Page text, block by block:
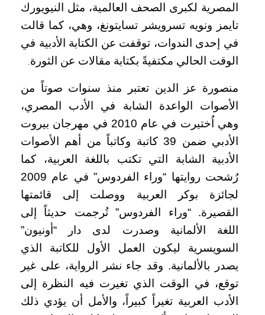
المصرية لكبرى الصحف العالمية، مثل النيويورك
تايمز ونويه تسرويشر تسايتونغ، وهي، كما قالت
في إحدى الندوات، توقفت عن الكتابة الأدبية في
الوقت الحالي مكتفيةً بكتابة مقالات عن الثورة.
​​منصورة عز الدين تعتبر منذ سنوات صوتاً من
الأصوات الواعدة الشابة في الأدب المصري،
وهي اُختيرت في عام 2010 في مهرجان بيروت
الأدبي ضمن 39 كاتبة وكاتباً من أهم الأصوات
الأدبية الشابة التي تكتب باللغة العربية، كما
رُشحت روايتها “وراء الفردوس” في عام 2009
لجائزة بوكر العربية ووصلت إلى قائمتها
القصيرة. “وراء الفردوس” تُرجمت حديثاً إلى
اللغة الألمانية وصدرت لدى دار “أونيون”
السويسرية ليكون العمل الأول للكاتبة الذي
يصدر بالألمانية. وقد جاء نشر الرواية، على غير
توقع، في الوقت الذي تغيرت فيه النظرة إلى
الأدب العربية تغيراً كبيراً، والأمل أن يؤدي ذلك